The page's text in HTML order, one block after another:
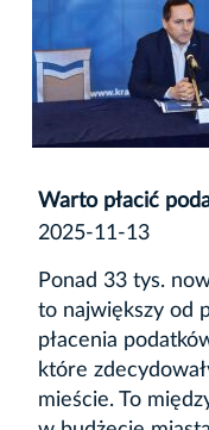
Warto płacić
2025-11-13
Ponad 33 tys.
to największy od
płacenia
które
mieście. To